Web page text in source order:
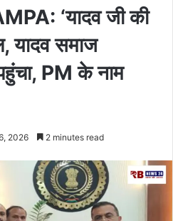
‘यादव जी की
यादव समाज
PM के नाम
2026 2 minutes read